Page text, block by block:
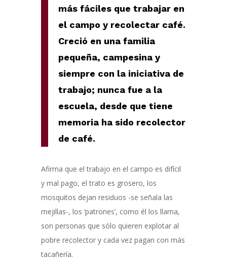
más fáciles que trabajar en
el campo y recolectar café.
Creció en una familia
pequeña, campesina y
siempre con la iniciativa de
trabajo; nunca fue a la
escuela, desde que tiene
memoria ha sido recolector
de café.
Afirma que el trabajo en el campo es difícil
y mal pago, el trato es grosero, los
mosquitos dejan residuos -se señala las
mejillas-, los ‘patrones’, como él los llama,
son personas que sólo quieren explotar al
pobre recolector y cada vez pagan con más
tacañería.